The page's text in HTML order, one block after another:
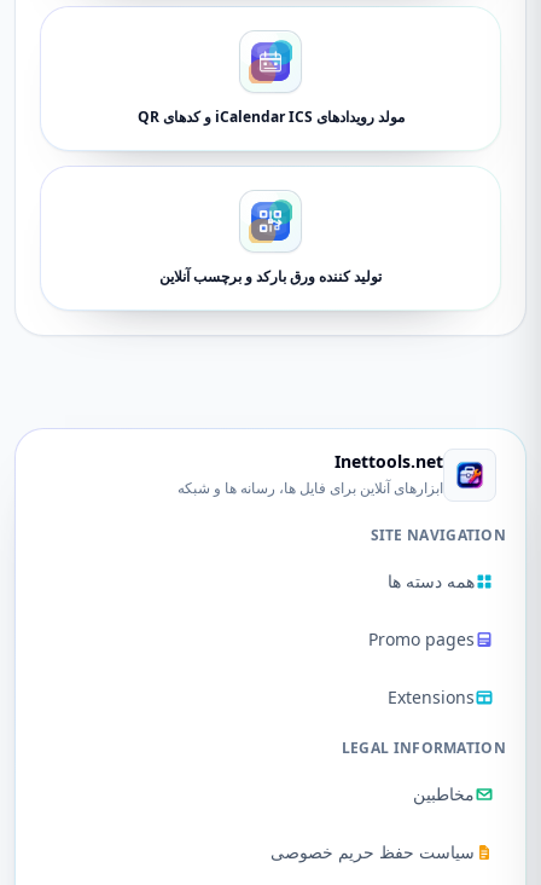
مولد رویدادهای iCalendar ICS و کدهای QR
تولید کننده ورق بارکد و برچسب آنلاین
Inettools.net
ابزارهای آنلاین برای فایل ها، رسانه ها و شبکه
SITE NAVIGATION
همه دسته ها
Promo pages
Extensions
LEGAL INFORMATION
مخاطبین
سیاست حفظ حریم خصوصی